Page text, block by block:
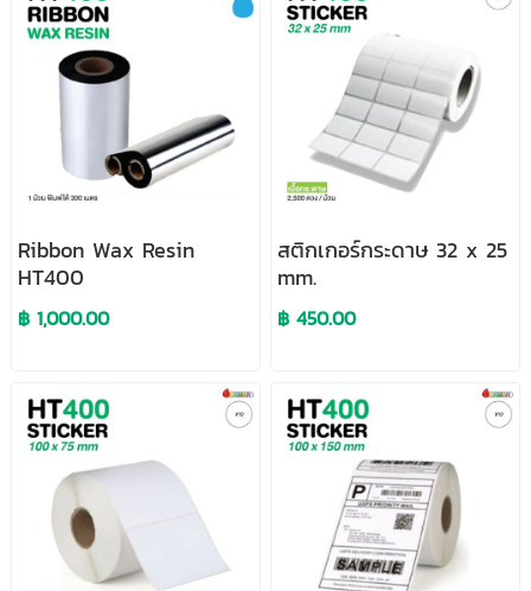
Ribbon Wax Resin
HT400
฿ 1,000.00
สติกเกอร์กระดาษ 32 x 25
mm.
฿ 450.00